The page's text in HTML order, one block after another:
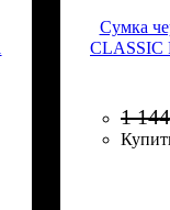
Сумка
CLASSIC
1 144